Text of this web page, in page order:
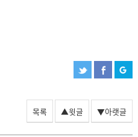
목록 ▲윗글 ▼아랫글